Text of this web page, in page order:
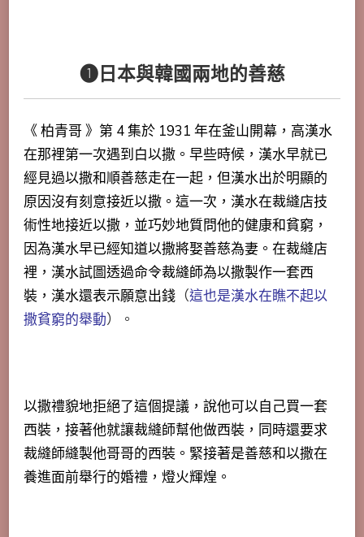
❶日本與韓國兩地的善慈
《 柏青哥 》第 4 集於 1931 年在釜山開幕，高漢水
在那裡第一次遇到白以撒。早些時候，漢水早就已
經見過以撒和順善慈走在一起，但漢水出於明顯的
原因沒有刻意接近以撒。這一次，漢水在裁縫店技
術性地接近以撒，並巧妙地質問他的健康和貧窮，
因為漢水早已經知道以撒將娶善慈為妻。在裁縫店
裡，漢水試圖透過命令裁縫師為以撒製作一套西
裝，漢水還表示願意出錢 （這也是漢水在瞧不起以
撒貧窮的舉動）。
以撒禮貌地拒絕了這個提議，說他可以自己買一套
西裝，接著他就讓裁縫師幫他做西裝，同時還要求
裁縫師縫製他哥哥的西裝。緊接著是善慈和以撒在
養進面前舉行的婚禮，燈火輝煌。